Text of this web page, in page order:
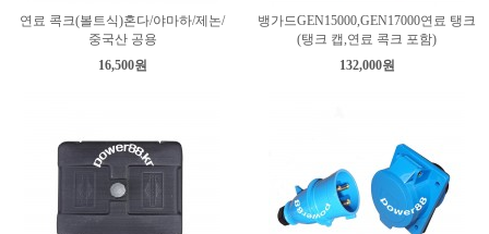
연료 콕크(볼트식)혼다/야마하/제논/
중국산 공용
16,500원
뱅가드GEN15000,GEN17000연료 탱크
(탱크 캡,연료 콕크 포함)
132,000원